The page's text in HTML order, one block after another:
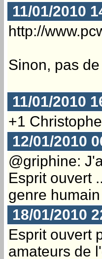
11/01/2010
http://
Sinon, pas
11/01/2010
+1
12/01/2010
@griphine:
Esprit ouvert
genre
18/01/2010
Esprit ouvert
amateurs de